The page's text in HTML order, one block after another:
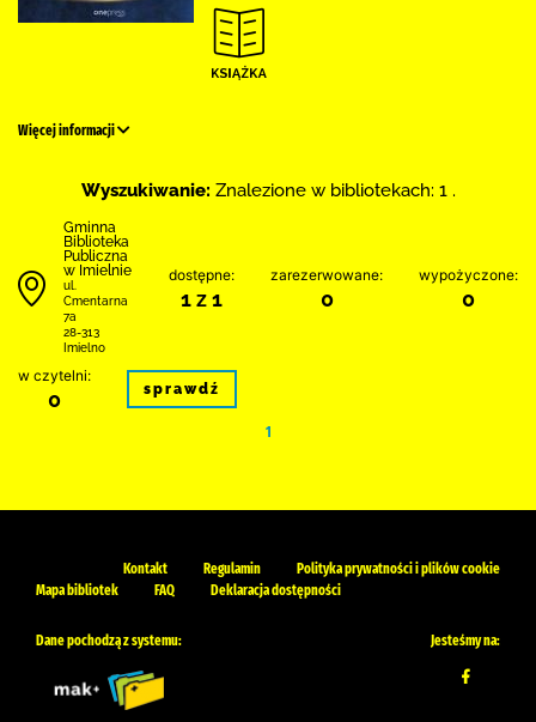
Więcej informacji
Wyszukiwanie: Znalezione w bibliotekach: 1 .
Gminna
Biblioteka
Publiczna
w Imielnie
ul.
Cmentarna
7a
28-313
Imielno
dostępne:
1 z 1
zarezerwowane:
0
wypożyczone:
0
w czytelni:
0 sprawdź
1
Kontakt Regulamin
Polityka prywatności i plików cookie
Mapa bibliotek
FAQ Deklaracja dostępności
Dane pochodzą z systemu: Jesteśmy na: